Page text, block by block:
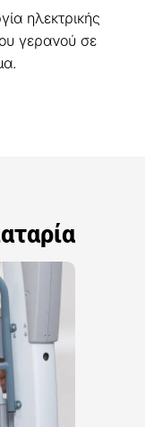
ηλεκτρικής
γερανού σε